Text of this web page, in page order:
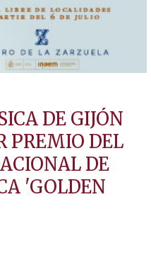
DE GIJÓN
PREMIO DEL
DE
'GOLDEN